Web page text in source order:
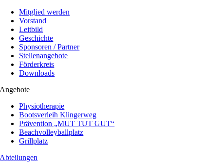
Mitglied werden
Vorstand
Leitbild
Geschichte
Sponsoren / Partner
Stellenangebote
Förderkreis
Downloads
Angebote
Physiotherapie
Bootsverleih Klingerweg
Prävention „MUT TUT GUT“
Beachvolleyballplatz
Grillplatz
Abteilungen